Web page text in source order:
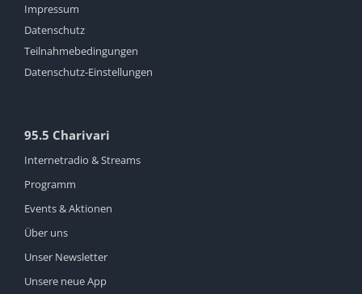
Impressum
Datenschutz
Teilnahmebedingungen
Datenschutz-Einstellungen
95.5 Charivari
Internetradio & Streams
Programm
Events & Aktionen
Über uns
Unser Newsletter
Unsere neue App